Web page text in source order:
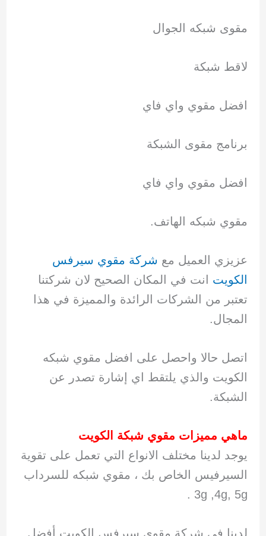
مقوى شبكه الجوال
لاقط شبكة
افضل مقوي واي فاي
برنامج مقوى الشبكة
افضل مقوي واي فاي
مقوي شبكه الهاتف.
عزيزي العميل مع شركة مقوي سيرفس
الكويت انت في المكان الصحيح لان شركتنا
تعتبر من الشركات الرائدة والمميزة في هذا
المجال.
اتصل حالا واحصل على افضل مقوي شبكه
الكويت والذي يلتقط اي إشارة تصدر عن
الشبكة.
ماهي مميزات مقوي شبكة الكويت
يوجد لدينا مختلف الانواع التي تعمل على تقوية
السيرفيس الخاص بك ، مقوي شبكه للسرداب
3g ,4g, 5g .
لدينا في شركة مقوي سيرفس الكويت أفضل